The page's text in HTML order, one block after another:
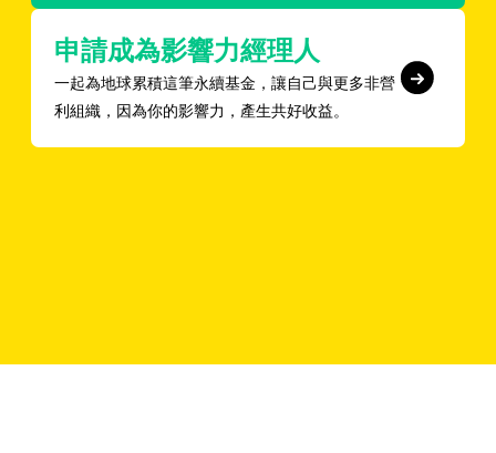
申請成為影響力經理人
一起為地球累積這筆永續基金，讓自己與更多非營
利組織，因為你的影響力，產生共好收益。